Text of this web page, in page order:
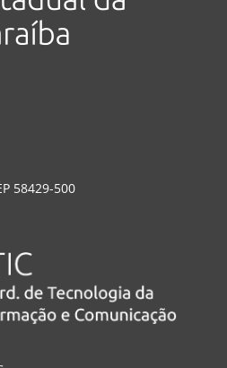
58429-500